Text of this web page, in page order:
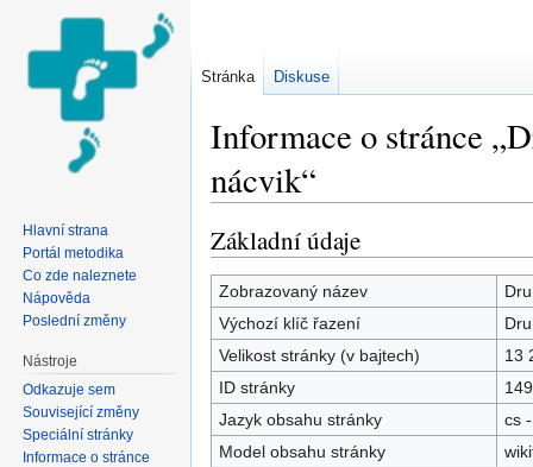
Informace o stránce
nácvik“
Základní údaje
Zobrazovaný název
Výchozí klíč řazení
Velikost stránky (v bajtech)
13
ID stránky
149
Jazyk obsahu stránky
cs
Model obsahu stránky
Stránka Diskuse
Hlavní strana
Portál metodika
Co zde naleznete
Nápověda
Poslední změny
Nástroje
Odkazuje sem
Související změny
Speciální stránky
Informace o stránce